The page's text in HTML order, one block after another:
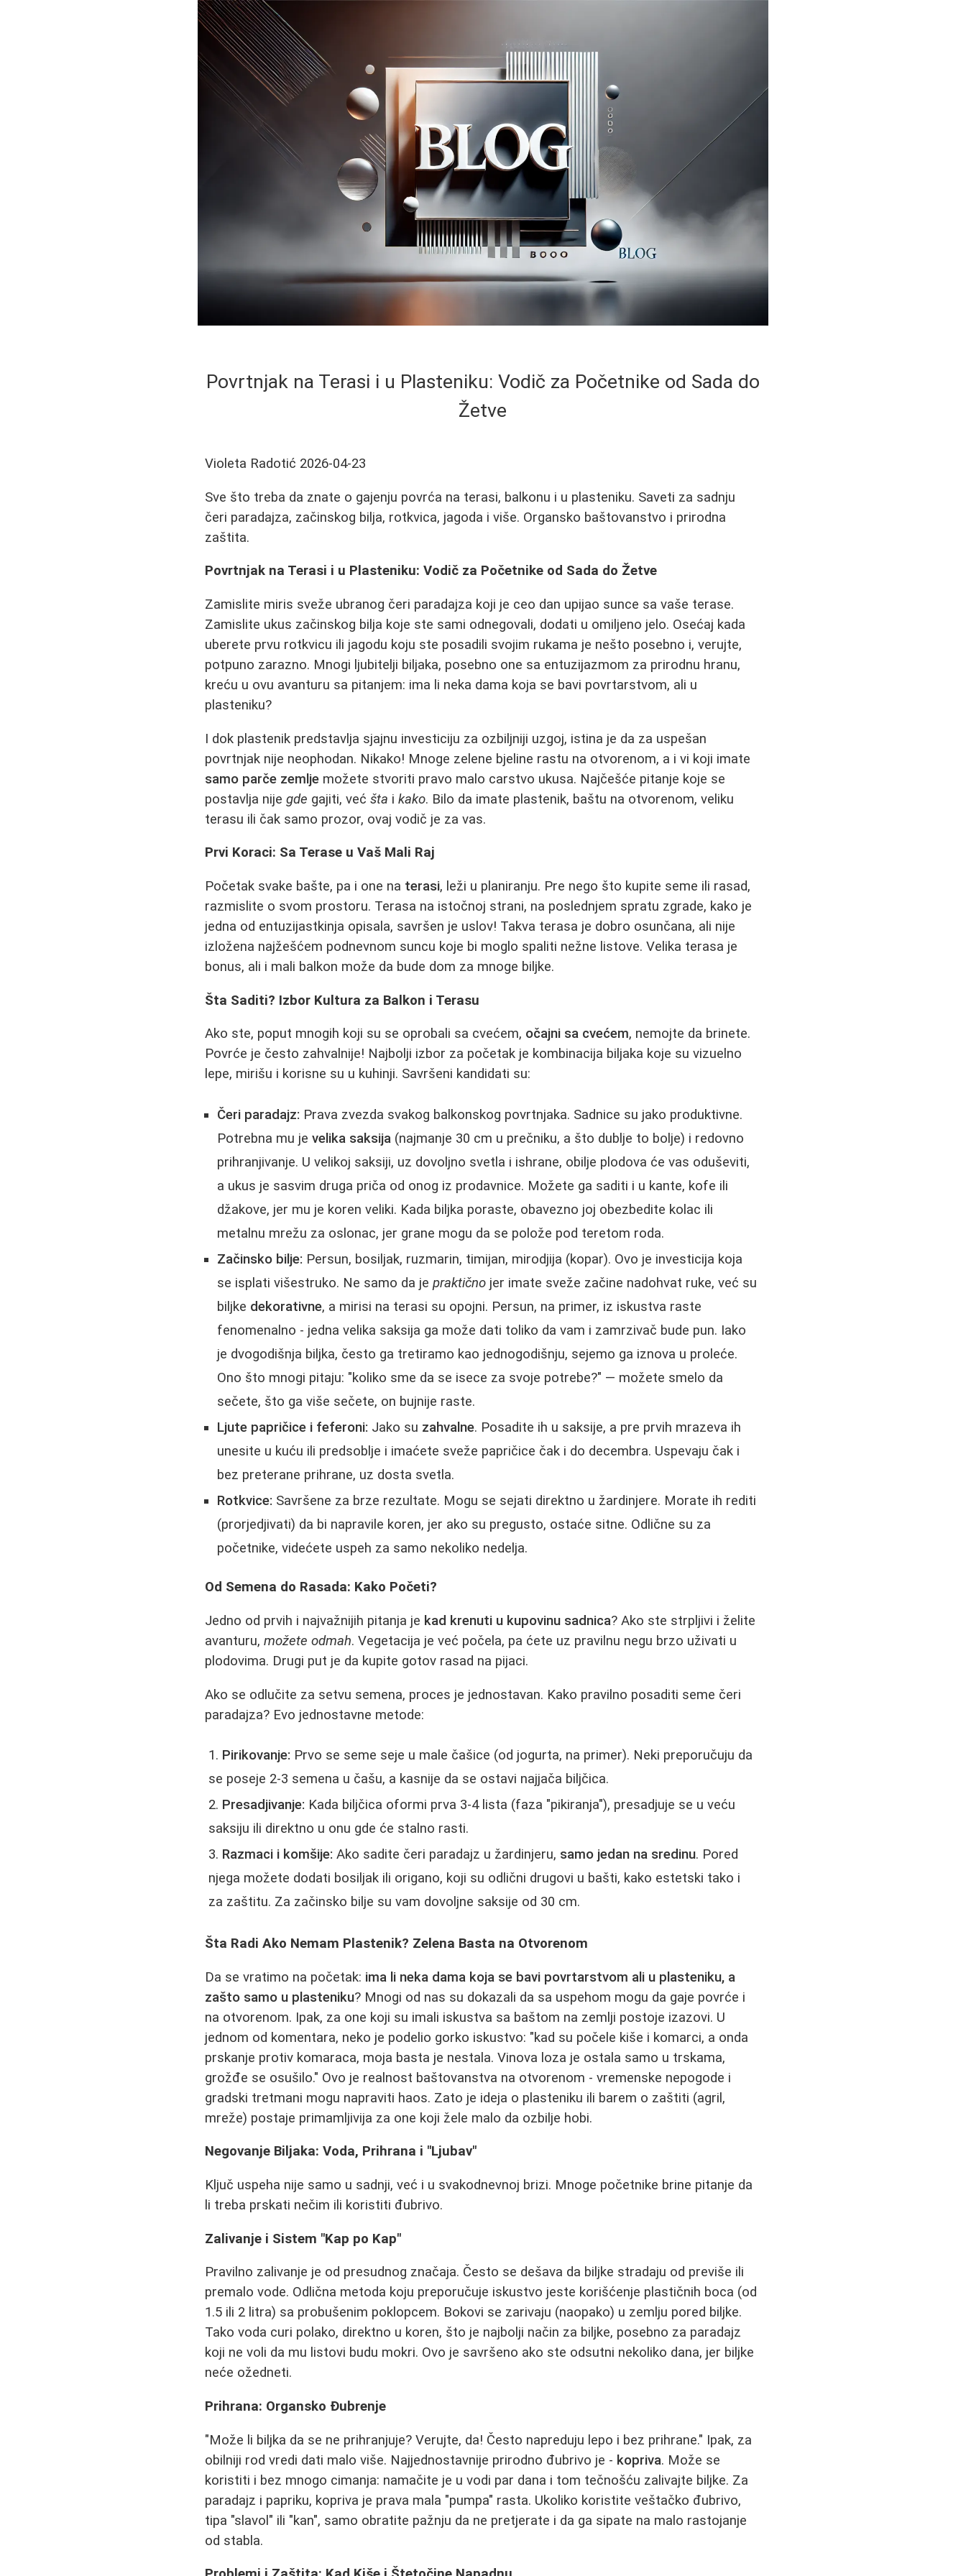
Povrtnjak na Terasi i u Plasteniku: Vodič za Početnike od Sada do
Žetve
Violeta Radotić 2026-04-23
Sve što treba da znate o gajenju povrća na terasi, balkonu i u plasteniku. Saveti za sadnju
čeri paradajza, začinskog bilja, rotkvica, jagoda i više. Organsko baštovanstvo i prirodna
zaštita.
Povrtnjak na Terasi i u Plasteniku: Vodič za Početnike od Sada do Žetve
Zamislite miris sveže ubranog čeri paradajza koji je ceo dan upijao sunce sa vaše terase.
Zamislite ukus začinskog bilja koje ste sami odnegovali, dodati u omiljeno jelo. Osećaj kada
uberete prvu rotkvicu ili jagodu koju ste posadili svojim rukama je nešto posebno i, verujte,
potpuno zarazno. Mnogi ljubitelji biljaka, posebno one sa entuzijazmom za prirodnu hranu,
kreću u ovu avanturu sa pitanjem: ima li neka dama koja se bavi povrtarstvom, ali u
plasteniku?
I dok plastenik predstavlja sjajnu investiciju za ozbiljniji uzgoj, istina je da za uspešan
povrtnjak nije neophodan. Nikako! Mnoge zelene bjeline rastu na otvorenom, a i vi koji imate
samo parče zemlje možete stvoriti pravo malo carstvo ukusa. Najčešće pitanje koje se
postavlja nijegde gajiti, većšta ikako. Bilo da imate plastenik, baštu na otvorenom, veliku
terasu ili čak samo prozor, ovaj vodič je za vas.
Prvi Koraci: Sa Terase u Vaš Mali Raj
Početak svake bašte, pa i one na terasi, leži u planiranju. Pre nego što kupite seme ili rasad,
razmislite o svom prostoru. Terasa na istočnoj strani, na poslednjem spratu zgrade, kako je
jedna od entuzijastkinja opisala, savršen je uslov! Takva terasa je dobro osunčana, ali nije
izložena najžešćem podnevnom suncu koje bi moglo spaliti nežne listove. Velika terasa je
bonus, ali i mali balkon može da bude dom za mnoge biljke.
Šta Saditi? Izbor Kultura za Balkon i Terasu
Ako ste, poput mnogih koji su se oprobali sa cvećem, očajni sa cvećem, nemojte da brinete.
Povrće je često zahvalnije! Najbolji izbor za početak je kombinacija biljaka koje su vizuelno
lepe, mirišu i korisne su u kuhinji. Savršeni kandidati su:
Čeri paradajz: Prava zvezda svakog balkonskog povrtnjaka. Sadnice su jako produktivne.
Potrebna mu jevelika saksija (najmanje 30 cm u prečniku, a što dublje to bolje) i redovno
prihranjivanje. U velikoj saksiji, uz dovoljno svetla i ishrane, obilje plodova će vas oduševiti,
a ukus je sasvim druga priča od onog iz prodavnice. Možete ga saditi i u kante, kofe ili
džakove, jer mu je koren veliki. Kada biljka poraste, obavezno joj obezbedite kolac ili
metalnu mrežu za oslonac, jer grane mogu da se polože pod teretom roda.
Začinsko bilje: Persun, bosiljak, ruzmarin, timijan, mirodjija (kopar). Ovo je investicija koja
se isplati višestruko. Ne samo da jepraktično jer imate sveže začine nadohvat ruke, već su
biljke dekorativne, a mirisi na terasi su opojni. Persun, na primer, iz iskustva raste
fenomenalno - jedna velika saksija ga može dati toliko da vam i zamrzivač bude pun. Iako
je dvogodišnja biljka, često ga tretiramo kao jednogodišnju, sejemo ga iznova u proleće.
Ono što mnogi pitaju: "koliko sme da se isece za svoje potrebe?" — možete smelo da
sečete, što ga više sečete, on bujnije raste.
Ljute papričice i feferoni: Jako su zahvalne. Posadite ih u saksije, a pre prvih mrazeva ih
unesite u kuću ili predsoblje i imaćete sveže papričice čak i do decembra. Uspevaju čak i
bez preterane prihrane, uz dosta svetla.
Rotkvice: Savršene za brze rezultate. Mogu se sejati direktno u žardinjere. Morate ih rediti
(prorjedjivati) da bi napravile koren, jer ako su pregusto, ostaće sitne. Odlične su za
početnike, videćete uspeh za samo nekoliko nedelja.
Od Semena do Rasada: Kako Početi?
Jedno od prvih i najvažnijih pitanja je kad krenuti u kupovinu sadnica? Ako ste strpljivi i želite
avanturu,možete odmah. Vegetacija je već počela, pa ćete uz pravilnu negu brzo uživati u
plodovima. Drugi put je da kupite gotov rasad na pijaci.
Ako se odlučite za setvu semena, proces je jednostavan. Kako pravilno posaditi seme čeri
paradajza? Evo jednostavne metode:
Pirikovanje: Prvo se seme seje u male čašice (od jogurta, na primer). Neki preporučuju da
se poseje 2-3 semena u čašu, a kasnije da se ostavi najjača biljčica.
Presadjivanje: Kada biljčica oformi prva 3-4 lista (faza "pikiranja"), presadjuje se u veću
saksiju ili direktno u onu gde će stalno rasti.
Razmaci i komšije: Ako sadite čeri paradajz u žardinjeru, samo jedan na sredinu. Pored
njega možete dodati bosiljak ili origano, koji su odlični drugovi u bašti, kako estetski tako i
za zaštitu. Za začinsko bilje su vam dovoljne saksije od 30 cm.
Šta Radi Ako Nemam Plastenik? Zelena Basta na Otvorenom
Da se vratimo na početak: ima li neka dama koja se bavi povrtarstvom ali u plasteniku, a
zašto samo u plasteniku? Mnogi od nas su dokazali da sa uspehom mogu da gaje povrće i
na otvorenom. Ipak, za one koji su imali iskustva sa baštom na zemlji postoje izazovi. U
jednom od komentara, neko je podelio gorko iskustvo: "kad su počele kiše i komarci, a onda
prskanje protiv komaraca, moja basta je nestala. Vinova loza je ostala samo u trskama,
grožđe se osušilo." Ovo je realnost baštovanstva na otvorenom - vremenske nepogode i
gradski tretmani mogu napraviti haos. Zato je ideja o plasteniku ili barem o zaštiti (agril,
mreže) postaje primamljivija za one koji žele malo da ozbilje hobi.
Negovanje Biljaka: Voda, Prihrana i "Ljubav"
Ključ uspeha nije samo u sadnji, već i u svakodnevnoj brizi. Mnoge početnike brine pitanje da
li treba prskati nečim ili koristiti đubrivo.
Zalivanje i Sistem "Kap po Kap"
Pravilno zalivanje je od presudnog značaja. Često se dešava da biljke stradaju od previše ili
premalo vode. Odlična metoda koju preporučuje iskustvo jeste korišćenje plastičnih boca (od
1.5 ili 2 litra) sa probušenim poklopcem. Bokovi se zarivaju (naopako) u zemlju pored biljke.
Tako voda curi polako, direktno u koren, što je najbolji način za biljke, posebno za paradajz
koji ne voli da mu listovi budu mokri. Ovo je savršeno ako ste odsutni nekoliko dana, jer biljke
neće ožedneti.
Prihrana: Organsko Đubrenje
"Može li biljka da se ne prihranjuje? Verujte, da! Često napreduju lepo i bez prihrane." Ipak, za
obilniji rod vredi dati malo više. Najjednostavnije prirodno đubrivo je - kopriva. Može se
koristiti i bez mnogo cimanja: namačite je u vodi par dana i tom tečnošću zalivajte biljke. Za
paradajz i papriku, kopriva je prava mala "pumpa" rasta. Ukoliko koristite veštačko đubrivo,
tipa "slavol" ili "kan", samo obratite pažnju da ne pretjerate i da ga sipate na malo rastojanje
od stabla.